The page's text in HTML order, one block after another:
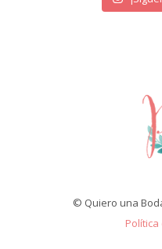
© Quiero una